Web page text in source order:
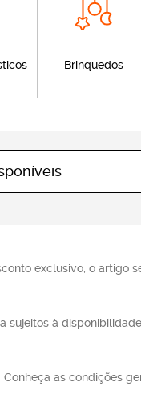
Brinquedos
exclusivo, o artigo
à
as condições